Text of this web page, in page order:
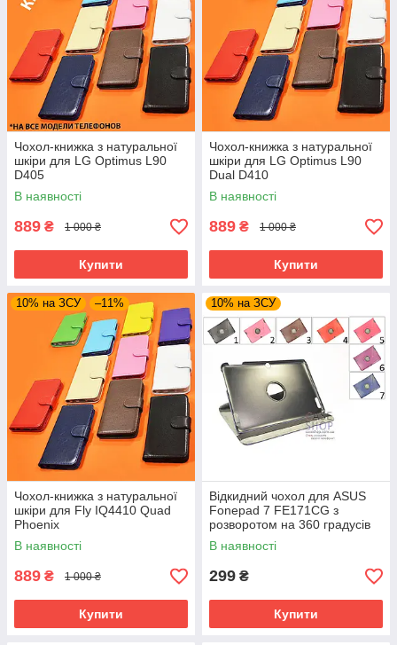
Чохол-книжка з натуральної
шкіри для LG Optimus L90
D405
В наявності
889 ₴ 1 000 ₴
Купити
Чохол-книжка з натуральної
шкіри для LG Optimus L90
Dual D410
В наявності
889 ₴ 1 000 ₴
Купити
10% на ЗСУ –11%
Чохол-книжка з натуральної
шкіри для Fly IQ4410 Quad
Phoenix
В наявності
889 ₴ 1 000 ₴
Купити
10% на ЗСУ
Відкидний чохол для ASUS
Fonepad 7 FE171CG з
розворотом на 360 градусів
В наявності
299 ₴
Купити